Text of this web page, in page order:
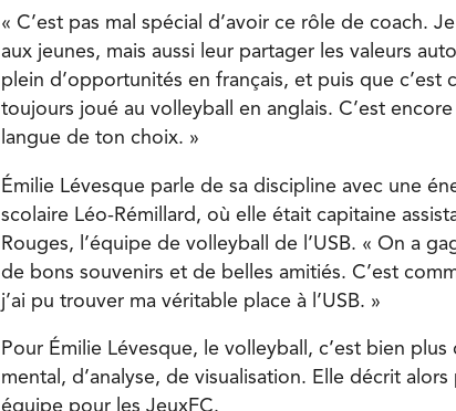
« C’est pas mal spécial d’avoir ce rôle de coach.
aux jeunes, mais aussi leur partager les valeurs
plein d’opportunités en français, et puis que c’est
toujours joué au volleyball en anglais. C’est
langue de ton choix. »
Émilie Lévesque parle de sa discipline avec une
scolaire Léo-Rémillard, où elle était capitaine
Rouges, l’équipe de volleyball de l’USB. « On a
de bons souvenirs et de belles amitiés. C’est
j’ai pu trouver ma véritable place à l’USB. »
Pour Émilie Lévesque, le volleyball, c’est bien
mental, d’analyse, de visualisation. Elle décrit
équipe pour les JeuxFC.